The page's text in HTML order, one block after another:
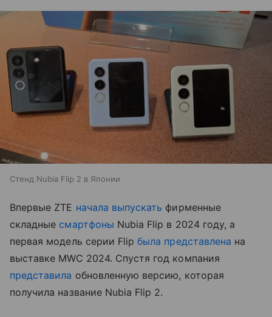
Стенд Nubia Flip 2 в Японии
Впервые ZTE начала выпускать фирменные
складные смартфоны Nubia Flip в 2024 году, а
первая модель серии Flipбыла представлена на
выставке MWC 2024. Спустя год компания
представила обновленную версию, которая
получила название Nubia Flip 2.